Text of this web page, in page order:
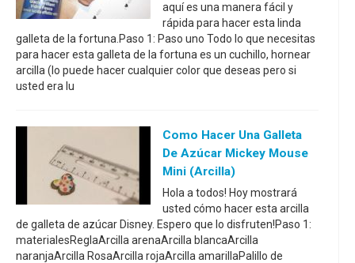
aquí es una manera fácil y
rápida para hacer esta linda
galleta de la fortuna.Paso 1: Paso uno Todo lo que necesitas
para hacer esta galleta de la fortuna es un cuchillo, hornear
arcilla (lo puede hacer cualquier color que deseas pero si
usted era lu
Como Hacer Una Galleta
De Azúcar Mickey Mouse
Mini (arcilla)
Hola a todos! Hoy mostrará
usted cómo hacer esta arcilla
de galleta de azúcar Disney. Espero que lo disfruten!Paso 1:
materialesReglaArcilla arenaArcilla blancaArcilla
naranjaArcilla RosaArcilla rojaArcilla amarillaPalillo de